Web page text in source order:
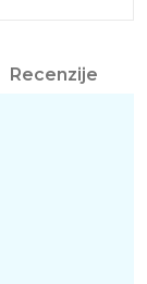
Recenzije